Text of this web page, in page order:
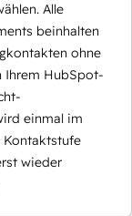
Alle
beinhalten
ohne
Ihrem HubSpot-
einmal im
Kontaktstufe
wieder